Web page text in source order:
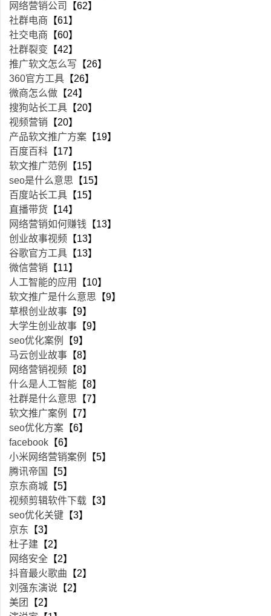
网络营销公司
【62】
社群电商 【61】
社交电商 【60】
社群裂变 【42】
推广软文怎么写 【26】
360官方工具 【26】
微商怎么做 【24】
搜狗站长工具 【20】
视频营销 【20】
产品软文推广方案 【19】
百度百科 【17】
软文推广范例
【15】
seo是什么意思 【15】
百度站长工具 【15】
直播带货 【14】
网络营销如何赚钱 【13】
创业故事视频 【13】
谷歌官方工具 【13】
微信营销 【11】
人工智能的应用
【10】
软文推广是什么意思 【9】
草根创业故事 【9】
大学生创业故事 【9】
seo优化案例
【9】
马云创业故事 【8】
网络营销视频 【8】
什么是人工智能 【8】
社群是什么意思 【7】
软文推广案例
【7】
seo优化方案 【6】
facebook 【6】
小米网络营销案例
【5】
腾讯帝国
【5】
京东商城 【5】
视频剪辑软件下载 【3】
seo优化关键 【3】
京东 【3】
杜子建 【2】
网络安全 【2】
抖音最火歌曲 【2】
刘强东演说 【2】
美团
【2】